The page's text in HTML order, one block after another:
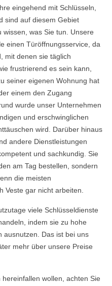
eingehend mit Schlüsseln,
sind auf diesem Gebiet
was Sie tun. Unsere
einen Türöffnungsservice, da
mit denen sie täglich
frustrierend es sein kann,
seiner eigenen Wohnung hat
einem den Zugang
wurde unser Unternehmen
und erschwinglichen
wird. Darüber hinaus
andere Dienstleistungen
und sachkundig. Sie
am Tag bestellen, sondern
die meisten
Veste gar nicht arbeiten.
viele Schlüsseldienste
indem sie zu hohe
ausnutzen. Das ist bei uns
mehr über unsere Preise
wollen, achten Sie